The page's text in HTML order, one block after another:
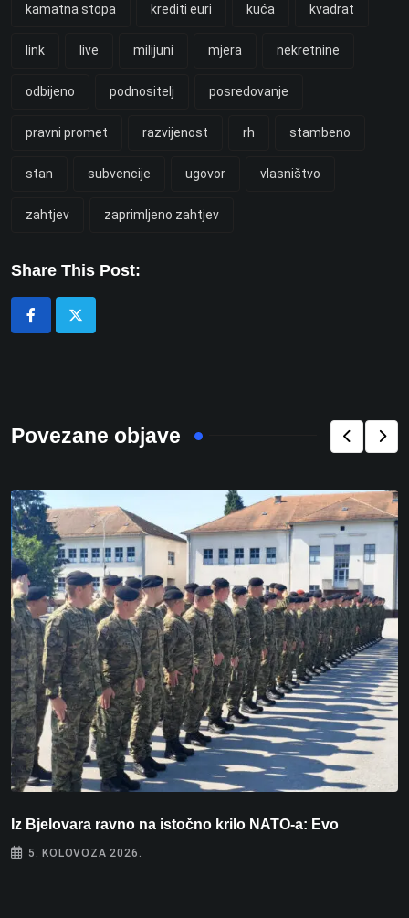
kamatna stopa krediti euri kuća kvadrat
link live milijuni mjera nekretnine
odbijeno podnositelj posredovanje
pravni promet razvijenost rh stambeno
stan subvencije ugovor vlasništvo
zahtjev zaprimljeno zahtjev
Share This Post:
Povezane objave
Iz Bjelovara ravno na istočno krilo NATO-a: Evo
5. KOLOVOZA 2026.